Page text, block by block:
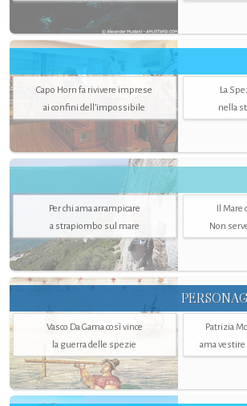
Capo Horn fa rivivere imprese
ai confini dell’impossibile
La
nella
Per chi ama arrampicare
a strapiombo sul mare
Il Mare
Non
Vasco Da Gama così vince
la guerra delle spezie
Patrizia
ama